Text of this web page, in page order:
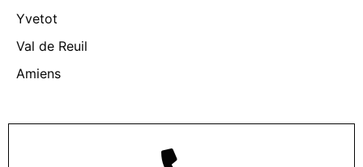
Yvetot
Val de Reuil
Amiens